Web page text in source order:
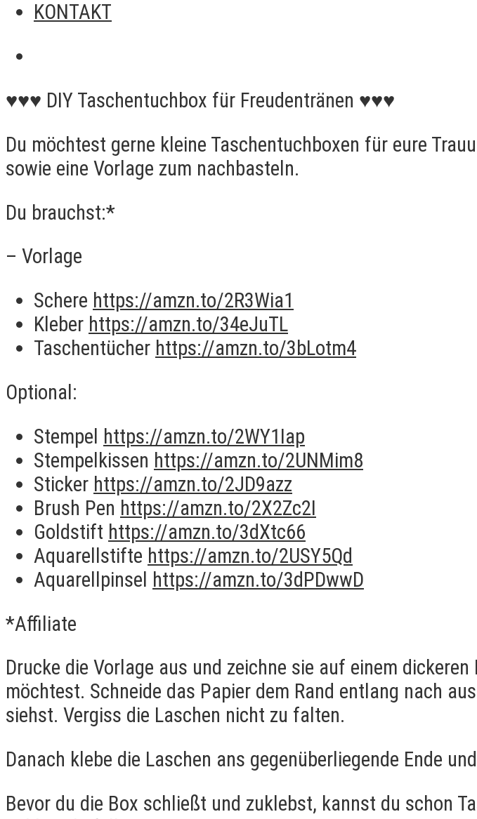
KONTAKT
♥♥♥ DIY Taschentuchbox für Freudentränen ♥♥♥
Du möchtest gerne kleine Taschentuchboxen für eure
sowie eine Vorlage zum nachbasteln.
Du brauchst:*
– Vorlage
Schere https://amzn.to/2R3Wia1
Kleber https://amzn.to/34eJuTL
Taschentücher https://amzn.to/3bLotm4
Optional:
Stempel https://amzn.to/2WY1Iap
Stempelkissen https://amzn.to/2UNMim8
Sticker https://amzn.to/2JD9azz
Brush Pen https://amzn.to/2X2Zc2I
Goldstift https://amzn.to/3dXtc66
Aquarellstifte https://amzn.to/2USY5Qd
Aquarellpinsel https://amzn.to/3dPDwwD
*Affiliate
Drucke die Vorlage aus und zeichne sie auf einem
möchtest. Schneide das Papier dem Rand entlang nach
siehst. Vergiss die Laschen nicht zu falten.
Danach klebe die Laschen ans gegenüberliegende Ende
Bevor du die Box schließt und zuklebst, kannst du schon